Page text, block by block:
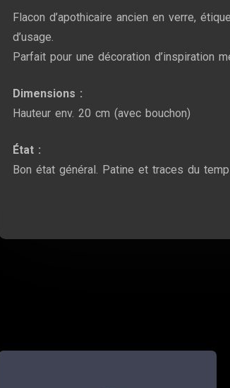
Flacon d’apothicaire ancien en verre,
d’usage.
Parfait pour une décoration d’inspiration
Dimensions :
Hauteur env. 20 cm (avec bouchon)
État :
Bon état général. Patine et traces du